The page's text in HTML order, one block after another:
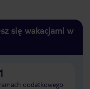
się wakacjami w
dodatkowego